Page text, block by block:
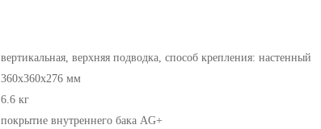
вертикальная, верхняя подводка, способ крепления: настенный
360x360x276 мм
6.6 кг
покрытие внутреннего бака AG+